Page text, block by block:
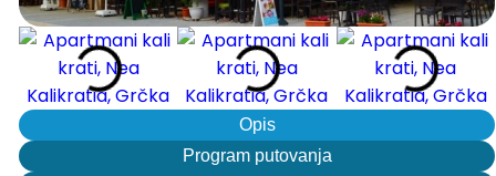
Opis
Program putovanja